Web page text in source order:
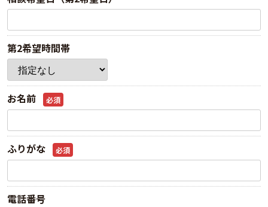
第2希望時間帯
お名前 必須
ふりがな 必須
電話番号